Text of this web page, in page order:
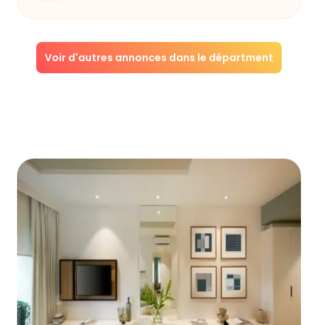
Voir d'autres annonces dans le départment